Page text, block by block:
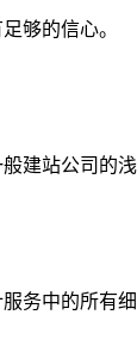
够的信心。
建站公司的
务中的所有